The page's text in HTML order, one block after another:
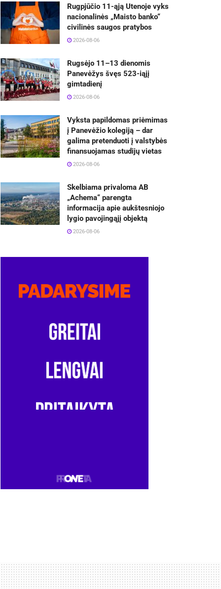
Rugpjūčio 11-ąją Utenoje vyks
nacionalinės „Maisto banko“
civilinės saugos pratybos
2026-08-06
Rugsėjo 11–13 dienomis
Panevėžys švęs 523-iąjį
gimtadienį
2026-08-06
Vyksta papildomas priėmimas
į Panevėžio kolegiją – dar
galima pretenduoti į valstybės
finansuojamas studijų vietas
2026-08-06
Skelbiama privaloma AB
„Achema“ parengta
informacija apie aukštesniojo
lygio pavojingąjį objektą
2026-08-06